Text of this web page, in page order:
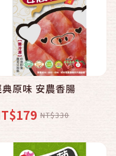
原味 安農香腸
NT$330